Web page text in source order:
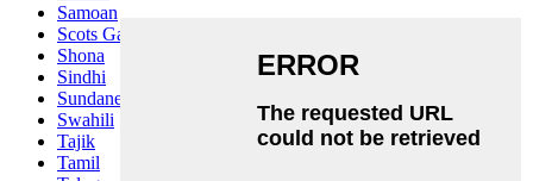
Samoan
Scots Gaelic
Shona
Sindhi
Sundanese
Swahili
Tajik
Tamil